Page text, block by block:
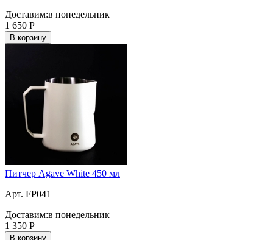
Доставим:в понедельник
1 650 Р
В корзину
Питчер Agave White 450 мл
Арт. FP041
Доставим:в понедельник
1 350 Р
В корзину